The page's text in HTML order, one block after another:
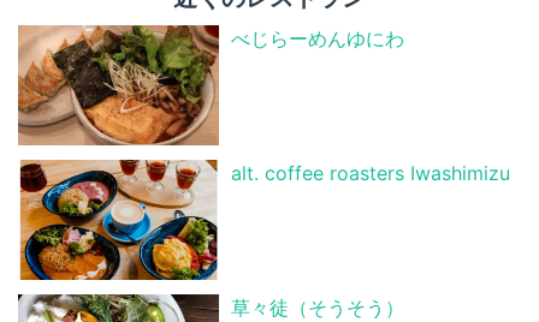
べじらーめんゆにわ
alt. coffee roasters Iwashimizu
草々徒（そうそう）